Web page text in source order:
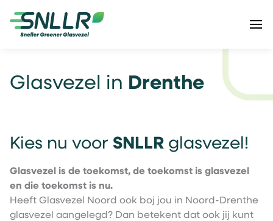
Glasvezel in Drenthe
Kies nu voor SNLLR glasvezel!
Glasvezel is de toekomst, de toekomst is glasvezel
en die toekomst is nu.
Heeft Glasvezel Noord ook boj jou in Noord-Drenthe
glasvezel aangelegd? Dan betekent dat ook jij kunt